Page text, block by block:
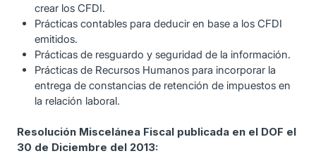
crear los CFDI.
Prácticas contables para deducir en base a los CFDI
emitidos.
Prácticas de resguardo y seguridad de la información.
Prácticas de Recursos Humanos para incorporar la
entrega de constancias de retención de impuestos en
la relación laboral.
Resolución Miscelánea Fiscal publicada en el DOF el
30 de Diciembre del 2013: